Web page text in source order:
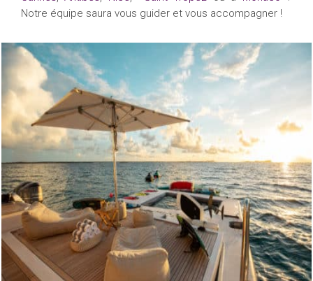
Notre équipe saura vous guider et vous accompagner !